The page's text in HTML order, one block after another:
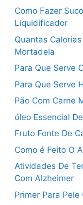
Como Fazer
Liquidificador
Quantas
Mortadela
Para Que Serve
Para Que Serve
Pão Com Carne
óleo Essencial
Fruto Fonte De
Como é Feito O
Atividades De
Com Alzheimer
Primer Para